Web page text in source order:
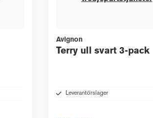
Avignon
Terry ull svart 3-pack
Leverantörslager